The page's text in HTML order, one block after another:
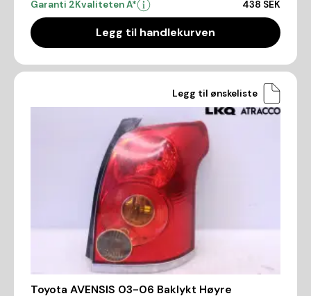
Garanti 2Kvaliteten A* 438 SEK
Legg til handlekurven
Legg til ønskeliste
Toyota AVENSIS 03-06 Baklykt Høyre